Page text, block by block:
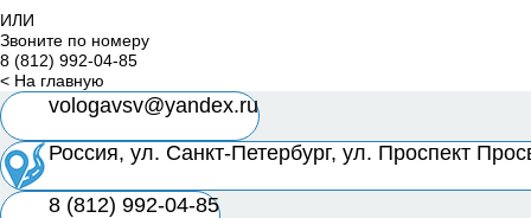
ИЛИ
Звоните по номеру
8 (812) 992-04-85
< На главную
vologavsv@yandex.ru
Россия, ул. Санкт-Петербург, ул. Проспект
8 (812) 992-04-85
Имя: Электронная почта: